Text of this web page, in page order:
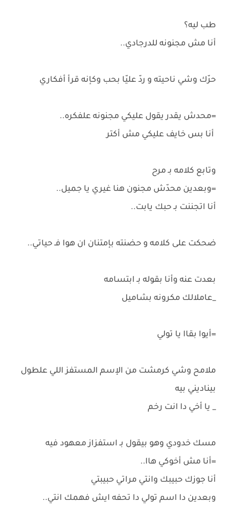
طب ليه؟
أنا مش مجنونه للدرجادي..
حرّك وشي ناحيته و ردّ عليّا بحب وكإنه قرأ أفكاري
=محدش يقدر يقول عليكي مجنونه علفكره..
أنا بس خايف عليكي مش أكتر
وتابع كلامه بـ مرح
=وبعدين محدّش مجنون هنا غيري يا جميل..
أنا اتجننت بـ حبك يابت..
ضحكت على كلامه و حضنته بإمتنان ان هوا فـ حياتي..
بعدت عنه وأنا بقوله بـ ابتسامه
_عاملالك مكرونه بشاميل
=أيوا بقاا يا تولي
ملامح وشي كرمشت من الإسم المستفز اللي علطول
بيناديني بيه
_ يا أخي دا انت رخم
مسك خدودي وهو بيقول بـ استفزاز معهود فيه
=أنا مش أخوكي هاا..
أنا جوزك حبيبك وانتي مراتي حبيبتي
وبعدين دا اسم تولي دا تحفه ايش فهمك انتي..